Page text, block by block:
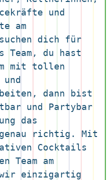
und
am
dich für
Team, du hast
mit tollen
dann bist
und Partybar
das
richtig. Mit
Cocktails
Team am
einzigartig